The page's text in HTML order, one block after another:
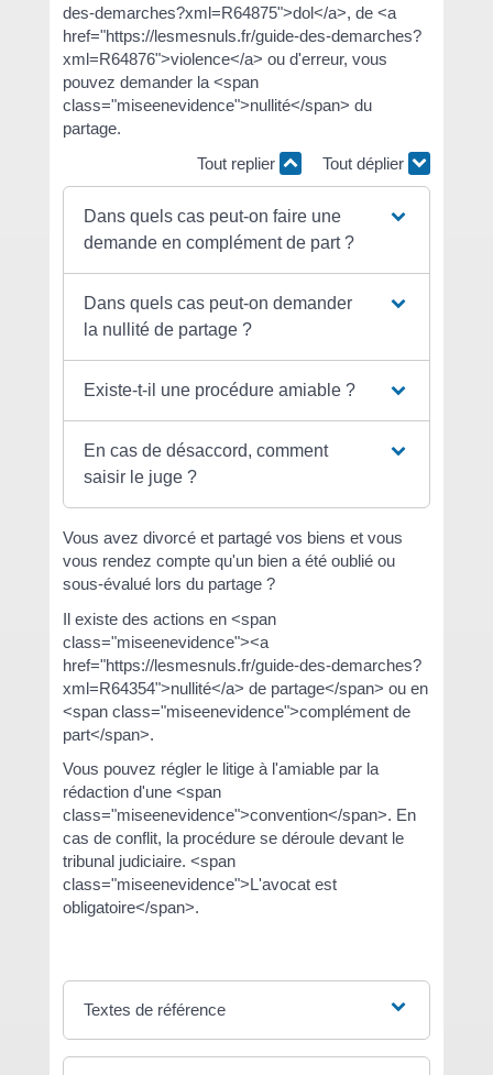
des-demarches?xml=R64875">dol</a>, de <a
href="https://lesmesnuls.fr/guide-des-demarches?
xml=R64876">violence</a> ou d'erreur, vous
pouvez demander la <span
class="miseenevidence">nullité</span> du
partage.
Tout replier
Tout déplier
Dans quels cas peut-on faire une
demande en complément de part ?
Dans quels cas peut-on demander
la nullité de partage ?
Existe-t-il une procédure amiable ?
En cas de désaccord, comment
saisir le juge ?
Vous avez divorcé et partagé vos biens et vous
vous rendez compte qu'un bien a été oublié ou
sous-évalué lors du partage ?
Il existe des actions en <span
class="miseenevidence"><a
href="https://lesmesnuls.fr/guide-des-demarches?
xml=R64354">nullité</a> de partage</span> ou en
<span class="miseenevidence">complément de
part</span>.
Vous pouvez régler le litige à l'amiable par la
rédaction d'une <span
class="miseenevidence">convention</span>. En
cas de conflit, la procédure se déroule devant le
tribunal judiciaire. <span
class="miseenevidence">L'avocat est
obligatoire</span>.
Textes de référence